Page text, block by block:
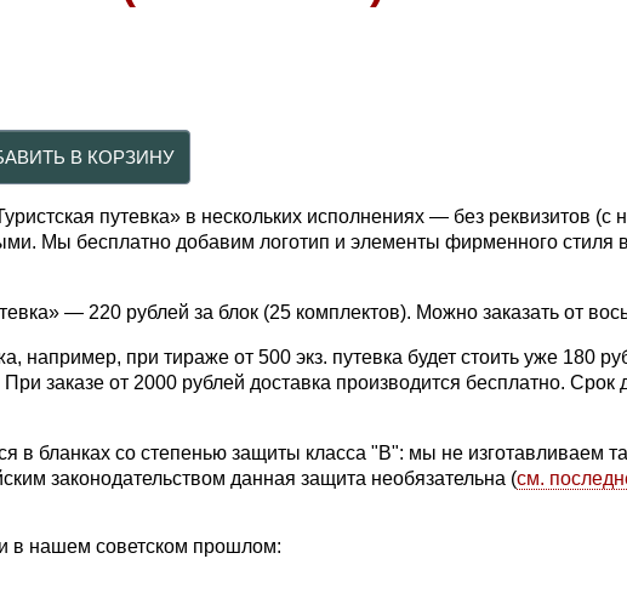
путевка» в нескольких исполнениях — без реквизитов (с
Мы бесплатно добавим логотип и элементы фирменного стиля
— 220 рублей за блок (25 комплектов). Можно заказать от
например, при тираже от 500 экз. путевка будет стоить уже 180
заказе от 2000 рублей доставка производится бесплатно. Срок
в бланках со степенью защиты класса "В": мы не изготавливаем
законодательством данная защита необязательна (см.
в нашем советском прошлом: